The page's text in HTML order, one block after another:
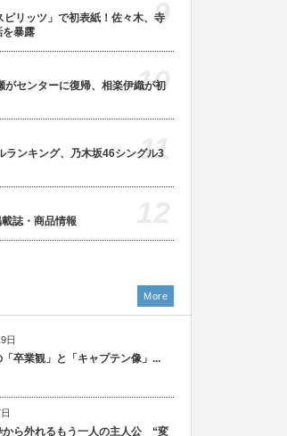
リッツ」で初表紙！佐々木、寺
を暴露
9
センターに復帰、相楽伊織が初
10
ランキング、乃木坂46シングル3
11
誌・商品情報
日
卒業観」と「キャプテン像」...
から外れるもう一人の主人公 “変
More